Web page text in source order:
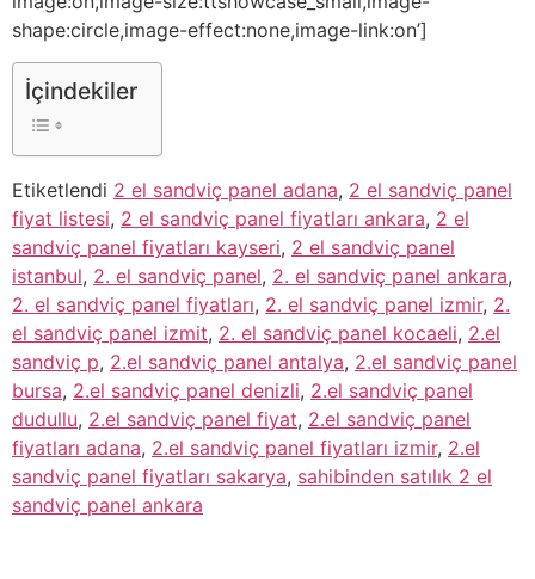
shape:circle,image-effect:none,image-link:on’]
İçindekiler
Etiketlendi 2 el sandviç panel adana, 2 el sandviç panel
fiyat listesi, 2 el sandviç panel fiyatları ankara, 2 el
sandviç panel fiyatları kayseri, 2 el sandviç panel
istanbul, 2. el sandviç panel, 2. el sandviç panel ankara,
2. el sandviç panel fiyatları, 2. el sandviç panel izmir, 2.
el sandviç panel izmit, 2. el sandviç panel kocaeli, 2.el
sandviç p, 2.el sandviç panel antalya, 2.el sandviç panel
bursa, 2.el sandviç panel denizli, 2.el sandviç panel
dudullu, 2.el sandviç panel fiyat, 2.el sandviç panel
fiyatları adana, 2.el sandviç panel fiyatları izmir, 2.el
sandviç panel fiyatları sakarya, sahibinden satılık 2 el
sandviç panel ankara